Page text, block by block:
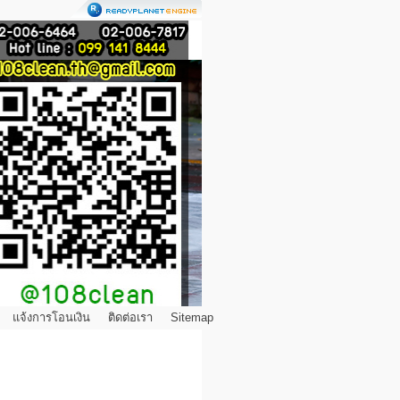
แจ้งการโอนเงิน ติดต่อเรา Sitemap